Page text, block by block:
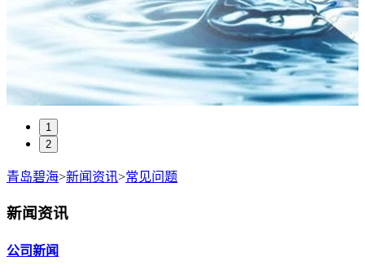
1
2
青岛碧海>新闻资讯>常见问题
新闻资讯
公司新闻